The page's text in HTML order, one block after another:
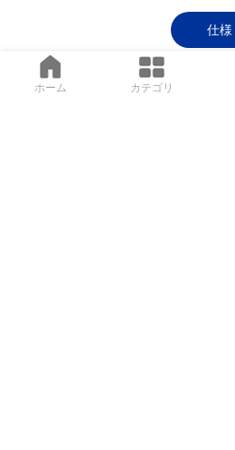
仕
ホーム カテゴリ